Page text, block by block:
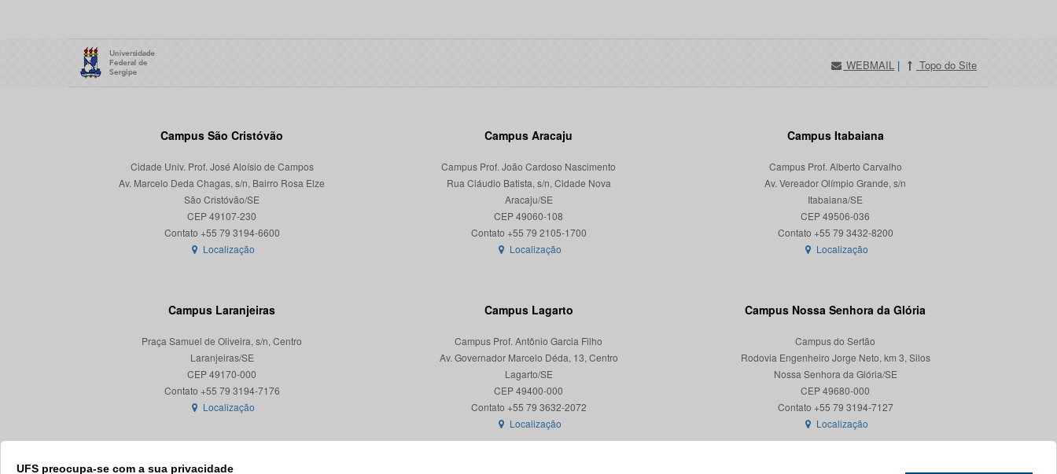
UFS preocupa-se com a sua privacidade
WEBMAIL | Topo do Site
Campus São Cristóvão
Cidade Univ. Prof. José Aloísio de Campos
Av. Marcelo Deda Chagas, s/n, Bairro Rosa Elze
São Cristóvão/SE
CEP 49107-230
Localização
Campus Aracaju
Campus Prof. João Cardoso Nascimento
Rua Cláudio Batista, s/n, Cidade Nova
Aracaju/SE
CEP 49060-108
Localização
Campus Itabaiana
Campus Prof. Alberto Carvalho
Av. Vereador Olímpio Grande, s/n
Itabaiana/SE
CEP 49506-036
Localização
Campus Laranjeiras
Praça Samuel de Oliveira, s/n, Centro
Laranjeiras/SE
CEP 49170-000
Localização
Campus Lagarto
Campus Prof. Antônio Garcia Filho
Av. Governador Marcelo Déda, 13, Centro
Lagarto/SE
CEP 49400-000
Localização
Campus Nossa Senhora da Glória
Campus do Sertão
Rodovia Engenheiro Jorge Neto, km 3, Silos
Nossa Senhora da Glória/SE
CEP 49680-000
Contato +55 79 3194-7127
Localização